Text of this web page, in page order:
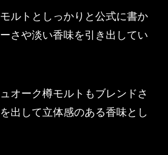
ルトとしっかりと公式に書か
さや淡い香味を引き出してい
オーク樽モルトもブレンドさ
出して立体感のある香味とし